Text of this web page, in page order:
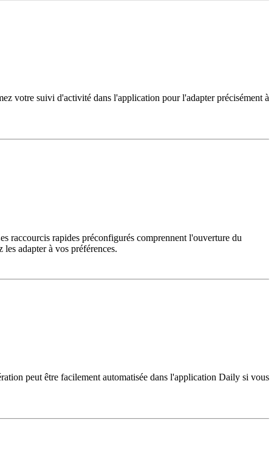
votre suivi d'activité dans l'application pour l'adapter précisément à
raccourcis rapides préconfigurés comprennent l'ouverture du
adapter à vos préférences.
peut être facilement automatisée dans l'application Daily si vous